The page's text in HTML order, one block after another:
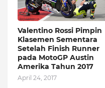
Valentino Rossi Pimpin
Klasemen Sementara
Setelah Finish Runner
pada MotoGP Austin
Amerika Tahun 2017
April 24, 2017